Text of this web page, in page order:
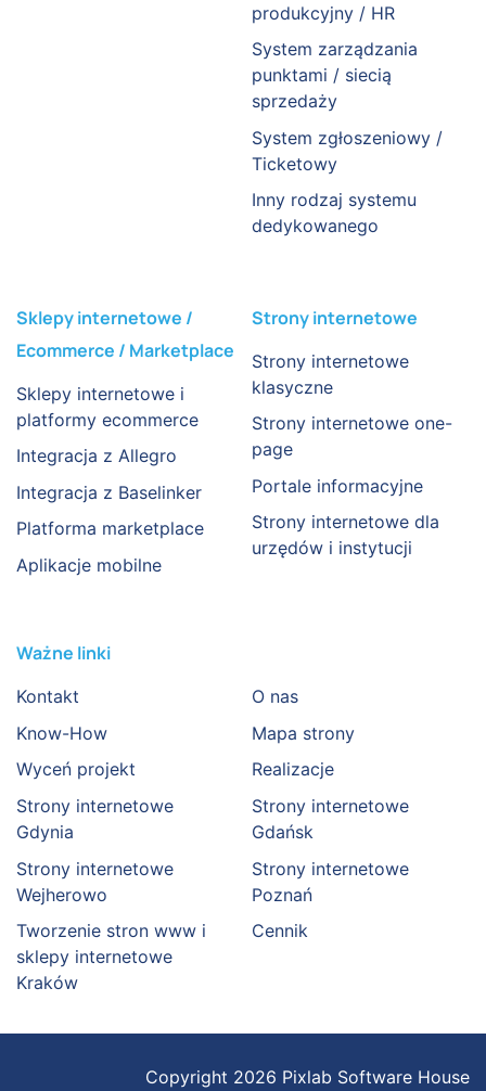
produkcyjny / HR
System zarządzania
punktami / siecią
sprzedaży
System zgłoszeniowy /
Ticketowy
Inny rodzaj systemu
dedykowanego
Sklepy internetowe /
Ecommerce / Marketplace
Sklepy internetowe i
platformy ecommerce
Integracja z Allegro
Integracja z Baselinker
Platforma marketplace
Aplikacje mobilne
Strony internetowe
Strony internetowe
klasyczne
Strony internetowe one-
page
Portale informacyjne
Strony internetowe dla
urzędów i instytucji
Ważne linki
Kontakt
O nas
Know-How
Mapa strony
Wyceń projekt
Realizacje
Strony internetowe
Gdynia
Strony internetowe
Gdańsk
Strony internetowe
Wejherowo
Strony internetowe
Poznań
Tworzenie stron www i
sklepy internetowe
Kraków
Cennik
Copyright 2026 Pixlab Software House